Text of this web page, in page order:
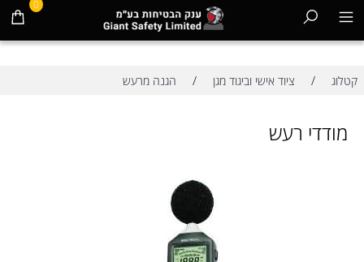
0
קטלוג / ציוד אישי וביגוד מגן / הגנה מרעש
מודדי רעש